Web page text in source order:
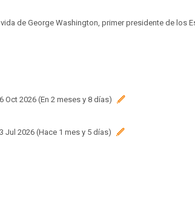
de George Washington, primer presidente de los
Oct 2026 (En 2 meses y 8 días)
Jul 2026 (Hace 1 mes y 5 días)